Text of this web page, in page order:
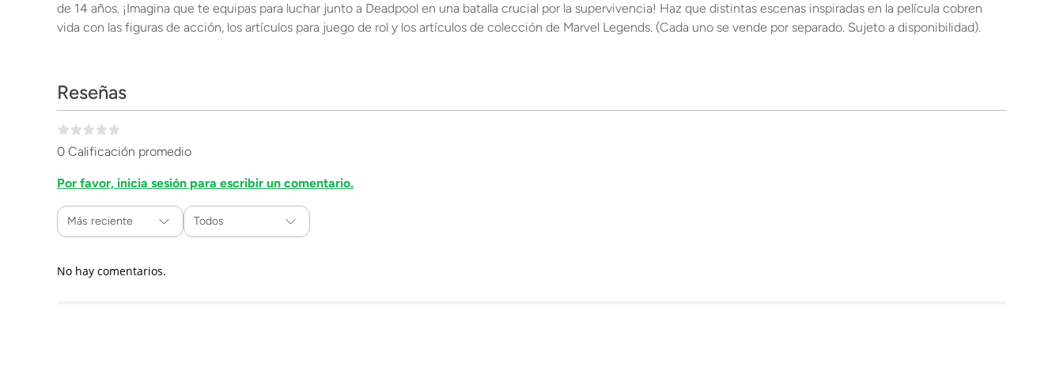
de 14 años. ¡Imagina que te equipas para luchar junto a Deadpool en una batalla crucial por la supervivencia! Haz que distintas escenas inspiradas en la película cobren
vida con las figuras de acción, los artículos para juego de rol y los artículos de colección de Marvel Legends. (Cada uno se vende por separado. Sujeto a disponibilidad).
Reseñas
0 Calificación promedio
Por favor, inicia sesión para escribir un comentario.
Más reciente Todos
No hay comentarios.